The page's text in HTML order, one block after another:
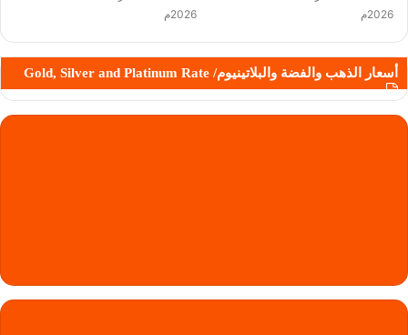
2026م
2026م
أسعار الذهب والفضة والبلاتينيوم/ Gold, Silver and Platinum Rate